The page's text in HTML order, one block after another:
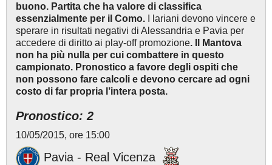
buono. Partita che ha valore di classifica
essenzialmente per il Como.
I lariani devono vincere e
sperare in risultati negativi di Alessandria e Pavia per
accedere di diritto ai play-off promozione. Il Mantova
non ha più nulla per cui combattere in questo
campionato. Pronostico a favore degli ospiti che
non possono fare calcoli e devono cercare ad ogni
costo di far propria l’intera posta.
Pronostico: 2
10/05/2015, ore 15:00
Pavia - Real Vicenza